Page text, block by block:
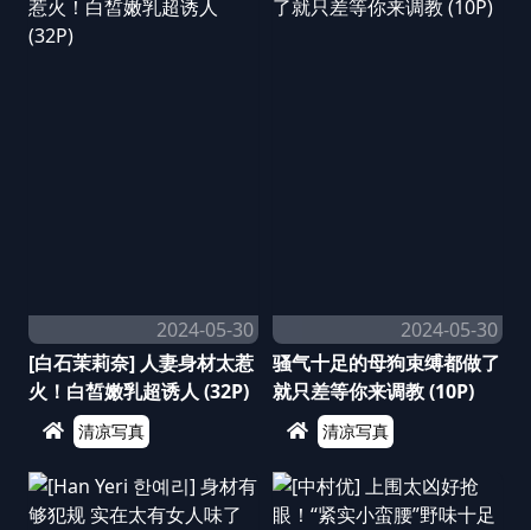
2024-05-30
[白石茉莉奈] 人妻身材太惹
火！白皙嫩乳超诱人 (32P)
清凉写真
2024-05-30
骚气十足的母狗束缚都做了
就只差等你来调教 (10P)
清凉写真